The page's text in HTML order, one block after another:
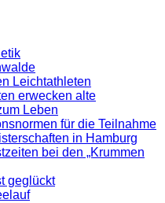
Leichtathleten
erwecken alte
Leben
für die Teilnahme
in Hamburg
bei den „Krummen
geglückt